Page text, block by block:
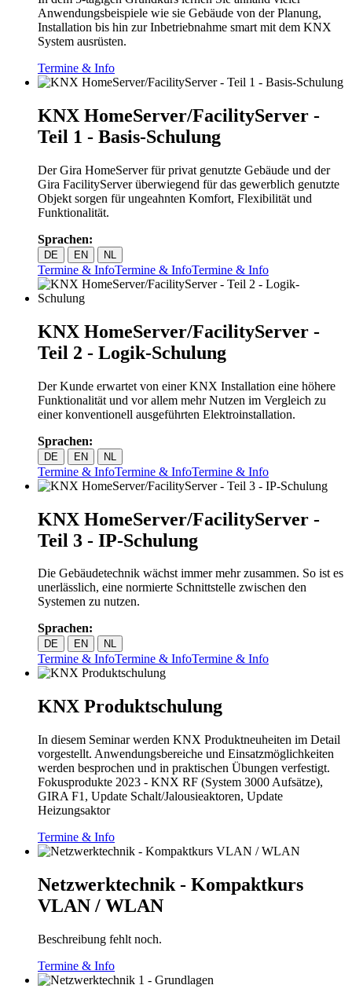
Anwendungsbeispiele wie sie Gebäude von der Planung,
Installation bis hin zur Inbetriebnahme smart mit dem KNX
System ausrüsten.
Termine & Info
KNX HomeServer/FacilityServer -
Teil 1 - Basis-Schulung
Der Gira HomeServer für privat genutzte Gebäude und der
Gira FacilityServer überwiegend für das gewerblich genutzte
Objekt sorgen für ungeahnten Komfort, Flexibilität und
Funktionalität.
Sprachen:
DE EN NL
Termine & InfoTermine & InfoTermine & Info
KNX HomeServer/FacilityServer -
Teil 2 - Logik-Schulung
Der Kunde erwartet von einer KNX Installation eine höhere
Funktionalität und vor allem mehr Nutzen im Vergleich zu
einer konventionell ausgeführten Elektroinstallation.
Sprachen:
DE EN NL
Termine & InfoTermine & InfoTermine & Info
KNX HomeServer/FacilityServer -
Teil 3 - IP-Schulung
Die Gebäudetechnik wächst immer mehr zusammen. So ist es
unerlässlich, eine normierte Schnittstelle zwischen den
Systemen zu nutzen.
Sprachen:
DE EN NL
Termine & InfoTermine & InfoTermine & Info
KNX Produktschulung
In diesem Seminar werden KNX Produktneuheiten im Detail
vorgestellt. Anwendungsbereiche und Einsatzmöglichkeiten
werden besprochen und in praktischen Übungen verfestigt.
Fokusprodukte 2023 - KNX RF (System 3000 Aufsätze),
GIRA F1, Update Schalt/Jalousieaktoren, Update
Heizungsaktor
Termine & Info
Netzwerktechnik - Kompaktkurs
VLAN / WLAN
Beschreibung fehlt noch.
Termine & Info